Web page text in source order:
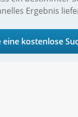
Ergebnis
eine kostenlose